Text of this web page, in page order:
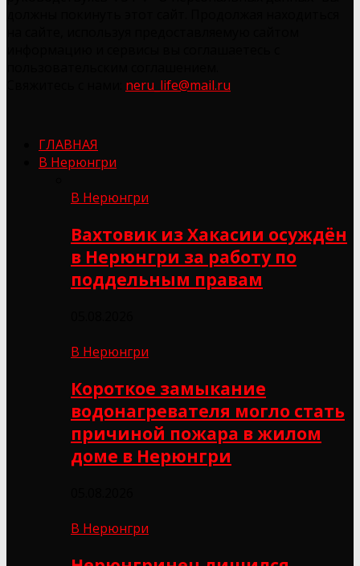
neru_life@mail.ru
ГЛАВНАЯ
В Нерюнгри
В Нерюнгри
Вахтовик из Хакасии осуждён
в Нерюнгри за работу по
поддельным правам
В Нерюнгри
Короткое замыкание
водонагревателя могло стать
причиной пожара в жилом
доме в Нерюнгри
В Нерюнгри